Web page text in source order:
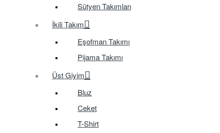
Sütyen Takımları
İkili Takım
Eşofman Takımı
Pijama Takımı
Üst Giyim
Bluz
Ceket
T-Shirt